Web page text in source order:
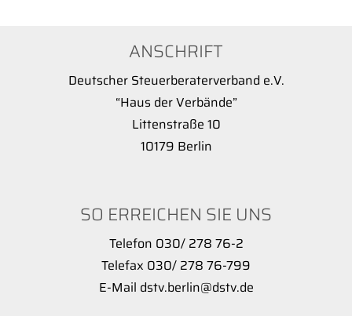
ANSCHRIFT
Deutscher Steuerberaterverband e.V.
“Haus der Verbände”
Littenstraße 10
10179 Berlin
SO ERREICHEN SIE UNS
Telefon 030/ 278 76-2
Telefax 030/ 278 76-799
E-Mail dstv.berlin@dstv.de